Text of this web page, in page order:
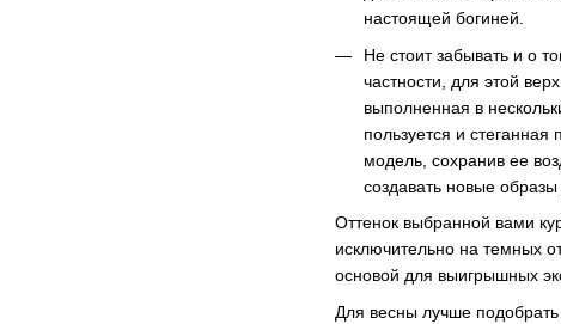
настоящей богиней.
Не стоит забывать и о
частности, для этой
выполненная в
пользуется и
модель, сохранив ее
создавать новые
Оттенок выбранной вами
исключительно на темных
основой для выигрышных
Для весны лучше